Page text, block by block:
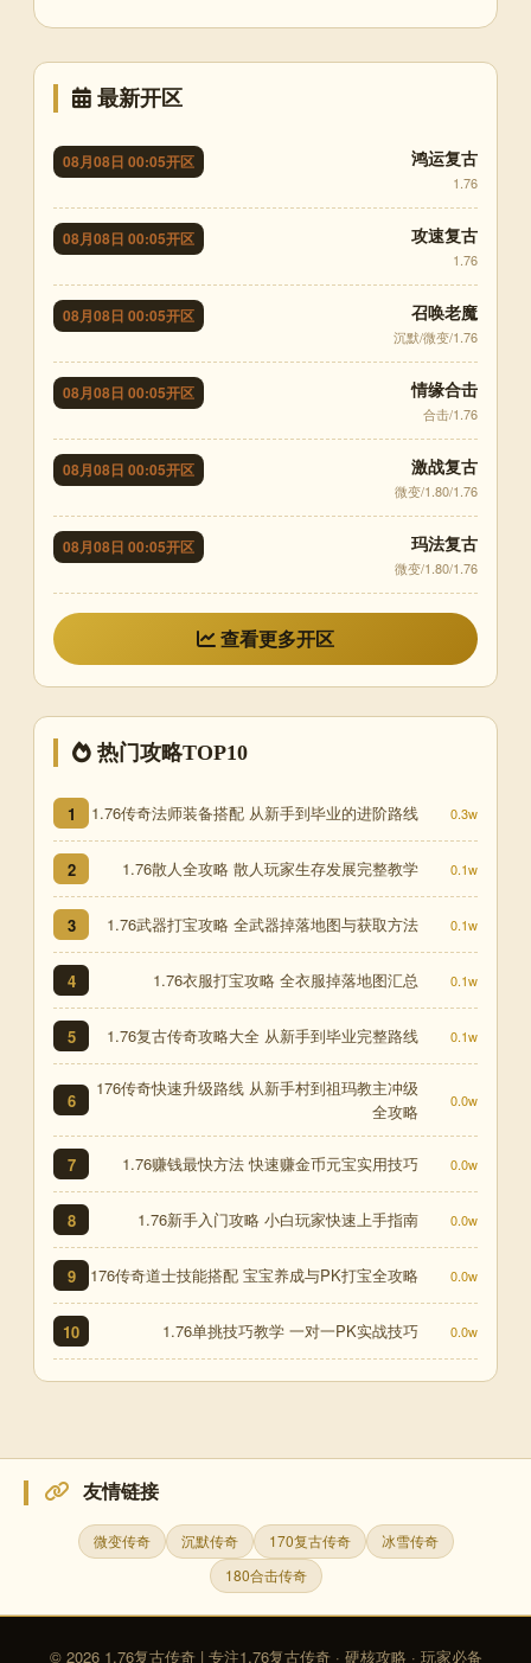
最新开区
08月08日 00:05开区 鸿运复古
1.76
08月08日 00:05开区 攻速复古
1.76
08月08日 00:05开区 召唤老魔
沉默/微变/1.76
08月08日 00:05开区 情缘合击
合击/1.76
08月08日 00:05开区 激战复古
微变/1.80/1.76
08月08日 00:05开区 玛法复古
微变/1.80/1.76
查看更多开区
热门攻略TOP10
1 1.76传奇法师装备搭配 从新手到毕业的进阶路线 0.3w
2 1.76散人全攻略 散人玩家生存发展完整教学 0.1w
3 1.76武器打宝攻略 全武器掉落地图与获取方法 0.1w
4 1.76衣服打宝攻略 全衣服掉落地图汇总 0.1w
5 1.76复古传奇攻略大全 从新手到毕业完整路线 0.1w
6
176传奇快速升级路线 从新手村到祖玛教主冲级
全攻略
0.0w
7 1.76赚钱最快方法 快速赚金币元宝实用技巧 0.0w
8 1.76新手入门攻略 小白玩家快速上手指南 0.0w
9 176传奇道士技能搭配 宝宝养成与PK打宝全攻略 0.0w
10 1.76单挑技巧教学 一对一PK实战技巧 0.0w
友情链接
微变传奇 沉默传奇 170复古传奇
冰雪传奇
180合击传奇
© 2026 1.76复古传奇 | 专注1.76复古传奇 · 硬核攻略 · 玩家必备